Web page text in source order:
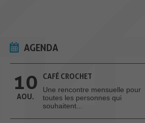
AGENDA
10
AOU.
CAFÉ CROCHET
Une rencontre mensuelle pour
toutes les personnes qui
souhaitent...